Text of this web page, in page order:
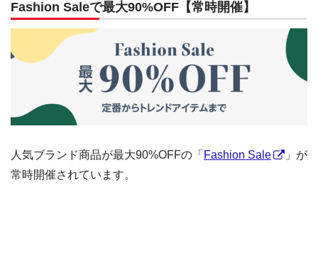
Fashion Saleで最大90%OFF【常時開催】
人気ブランド商品が最大90%OFFの「 Fashion Sale
」が
常時開催されています。